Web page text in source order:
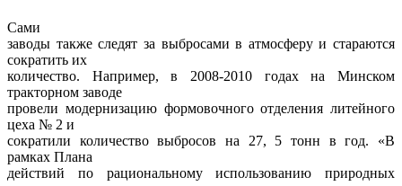
Сами
заводы также следят за выбросами в атмосферу и стараются
сократить их
количество. Например, в 2008-2010 годах на Минском
тракторном заводе
провели модернизацию формовочного отделения литейного
цеха № 2 и
сократили количество выбросов на 27, 5 тонн в год. «В
рамках Плана
действий по рациональному использованию природных